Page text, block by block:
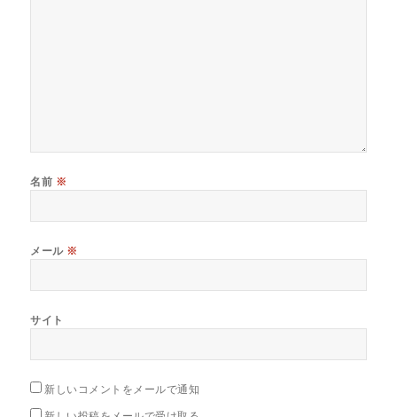
名前 ※
メール ※
サイト
新しいコメントをメールで通知